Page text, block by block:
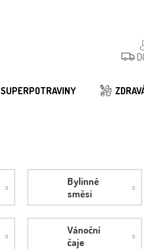
SUPERPOTRAVINY
Bylinné
směsi
Vánoční
čaje